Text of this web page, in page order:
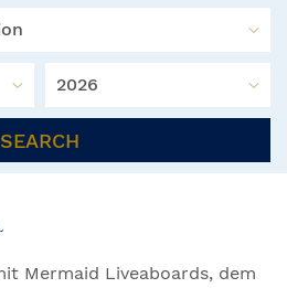
2026
SEARCH
Mermaid Liveaboards, dem